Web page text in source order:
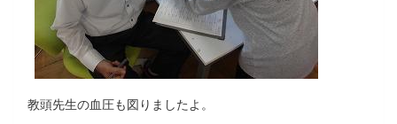
教頭先生の血圧も図りましたよ。